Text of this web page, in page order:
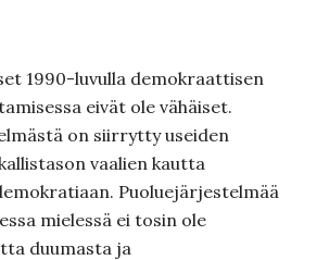
1990-luvulla demokraattisen
eivät ole vähäiset.
on siirrytty useiden
vaalien kautta
Puoluejärjestelmää
mielessä ei tosin ole
duumasta ja